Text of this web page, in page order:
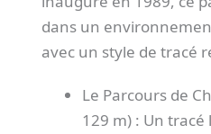
dans un
avec un style de tracé
Le Parcours de
129 m) : Un